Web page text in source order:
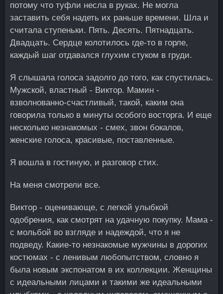
потому что туфли несла в руках. Не могла
заставить себя надеть их раньше времени. Шла и
считала ступеньки. Пять. Десять. Пятнадцать.
Двадцать. Сердце колотилось где-то в горле,
каждый шаг отдавался глухим стуком в груди.
Я слышала голоса задолго до того, как спустилась.
Мужской, властный - Виктор. Мамин -
взволнованно-счастливый, такой, каким она
говорила только в минуты особого восторга. И еще
несколько незнакомых - смех, звон бокалов,
женские голоса, красивые, поставленные.
Я вошла в гостиную, и разговор стих.
На меня смотрели все.
Виктор - оценивающе, с легкой улыбкой
одобрения, как смотрят на удачную покупку. Мама -
с мольбой во взгляде и надеждой, что я не
подведу. Какие-то незнакомые мужчины в дорогих
костюмах - с ленивым любопытством, словно я
была новым экспонатом в их коллекции. Женщины
с идеальными лицами и такими же идеальными